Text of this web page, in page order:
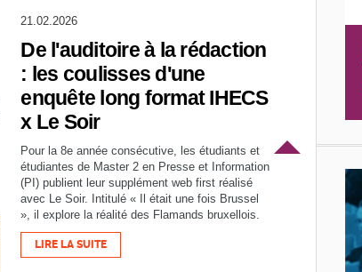
21.02.2026
De l'auditoire à la rédaction
: les coulisses d'une
enquête long format IHECS
x Le Soir
Pour la 8e année consécutive, les étudiants et
étudiantes de Master 2 en Presse et Information
(PI) publient leur supplément web first réalisé
avec Le Soir. Intitulé « Il était une fois Brussel
», il explore la réalité des Flamands bruxellois.
LIRE LA SUITE